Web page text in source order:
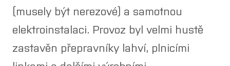
poptávka
(musely být nerezové) a samotnou
elektroinstalaci. Provoz byl velmi hustě
zastavěn přepravníky lahví, plnicími